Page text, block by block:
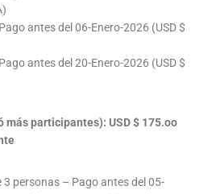
antes del 06-Enero-2026 (USD $
antes del 20-Enero-2026 (USD $
más participantes): USD $ 175.oo
personas – Pago antes del 05-